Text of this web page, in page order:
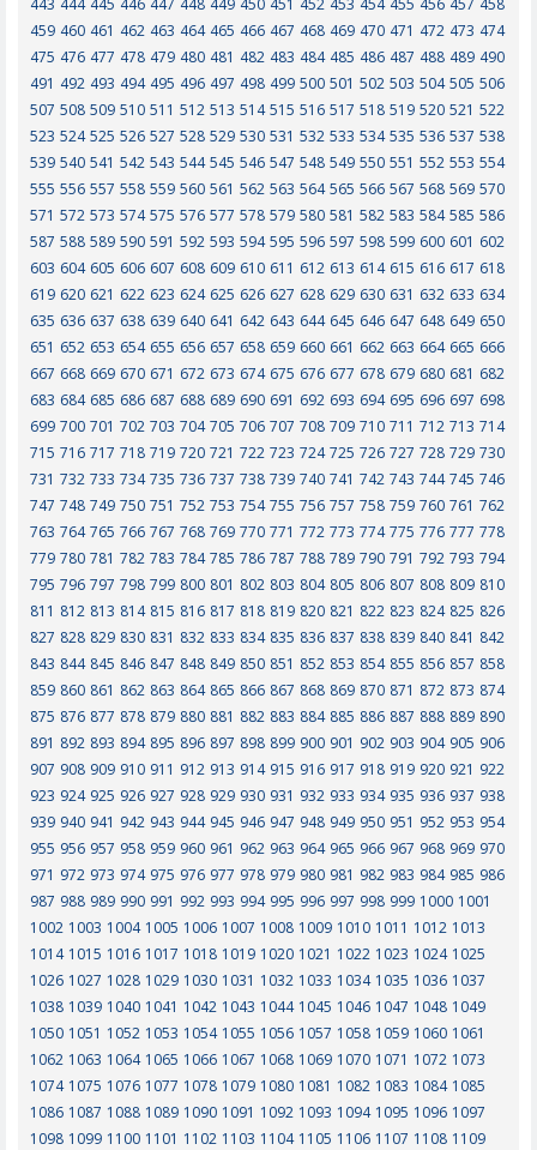
443 444 445 446 447 448 449 450 451 452 453 454 455 456 457 458
459 460 461 462 463 464 465 466 467 468 469 470 471 472 473 474
475 476 477 478 479 480 481 482 483 484 485 486 487 488 489 490
491 492 493 494 495 496 497 498 499 500 501 502 503 504 505 506
507 508 509 510 511 512 513 514 515 516 517 518 519 520 521 522
523 524 525 526 527 528 529 530 531 532 533 534 535 536 537 538
539 540 541 542 543 544 545 546 547 548 549 550 551 552 553 554
555 556 557 558 559 560 561 562 563 564 565 566 567 568 569 570
571 572 573 574 575 576 577 578 579 580 581 582 583 584 585 586
587 588 589 590 591 592 593 594 595 596 597 598 599 600 601 602
603 604 605 606 607 608 609 610 611 612 613 614 615 616 617 618
619 620 621 622 623 624 625 626 627 628 629 630 631 632 633 634
635 636 637 638 639 640 641 642 643 644 645 646 647 648 649 650
651 652 653 654 655 656 657 658 659 660 661 662 663 664 665 666
667 668 669 670 671 672 673 674 675 676 677 678 679 680 681 682
683 684 685 686 687 688 689 690 691 692 693 694 695 696 697 698
699 700 701 702 703 704 705 706 707 708 709 710 711 712 713 714
715 716 717 718 719 720 721 722 723 724 725 726 727 728 729 730
731 732 733 734 735 736 737 738 739 740 741 742 743 744 745 746
747 748 749 750 751 752 753 754 755 756 757 758 759 760 761 762
763 764 765 766 767 768 769 770 771 772 773 774 775 776 777 778
779 780 781 782 783 784 785 786 787 788 789 790 791 792 793 794
795 796 797 798 799 800 801 802 803 804 805 806 807 808 809 810
811 812 813 814 815 816 817 818 819 820 821 822 823 824 825 826
827 828 829 830 831 832 833 834 835 836 837 838 839 840 841 842
843 844 845 846 847 848 849 850 851 852 853 854 855 856 857 858
859 860 861 862 863 864 865 866 867 868 869 870 871 872 873 874
875 876 877 878 879 880 881 882 883 884 885 886 887 888 889 890
891 892 893 894 895 896 897 898 899 900 901 902 903 904 905 906
907 908 909 910 911 912 913 914 915 916 917 918 919 920 921 922
923 924 925 926 927 928 929 930 931 932 933 934 935 936 937 938
939 940 941 942 943 944 945 946 947 948 949 950 951 952 953 954
955 956 957 958 959 960 961 962 963 964 965 966 967 968 969 970
971 972 973 974 975 976 977 978 979 980 981 982 983 984 985 986
987 988 989 990 991 992 993 994 995 996 997 998 999 1000 1001
1002 1003 1004 1005 1006 1007 1008 1009 1010 1011 1012 1013
1014 1015 1016 1017 1018 1019 1020 1021 1022 1023 1024 1025
1026 1027 1028 1029 1030 1031 1032 1033 1034 1035 1036 1037
1038 1039 1040 1041 1042 1043 1044 1045 1046 1047 1048 1049
1050 1051 1052 1053 1054 1055 1056 1057 1058 1059 1060 1061
1062 1063 1064 1065 1066 1067 1068 1069 1070 1071 1072 1073
1074 1075 1076 1077 1078 1079 1080 1081 1082 1083 1084 1085
1086 1087 1088 1089 1090 1091 1092 1093 1094 1095 1096 1097
1098 1099 1100 1101 1102 1103 1104 1105 1106 1107 1108 1109